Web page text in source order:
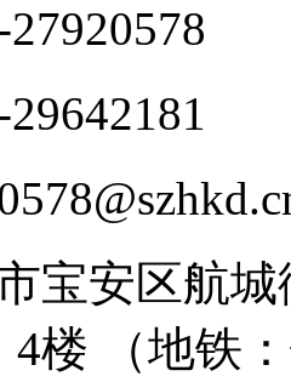
宝安区航
4楼 （地铁